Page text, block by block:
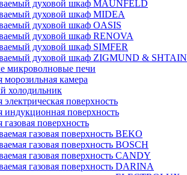
духовой шкаф MAUNFELD
духовой шкаф MIDEA
духовой шкаф OASIS
духовой шкаф RENOVA
духовой шкаф SIMFER
духовой шкаф ZIGMUND & SHTAIN
микроволновые печи
морозильная камера
холодильник
электрическая поверхность
индукционная поверхность
газовая поверхность
газовая поверхность BEKO
газовая поверхность BOSCH
газовая поверхность CANDY
газовая поверхность DARINA